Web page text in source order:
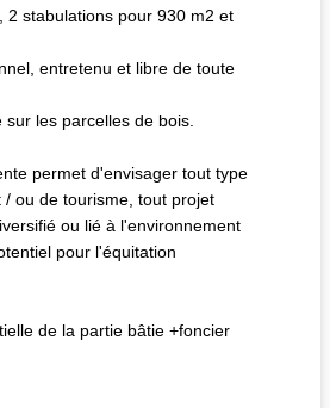
2 stabulations pour 930 m2 et
entretenu et libre de toute
les parcelles de bois.
permet d'envisager tout type
ou de tourisme, tout projet
ou lié à l'environnement
pour l'équitation
de la partie bâtie +foncier